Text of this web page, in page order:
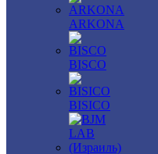
ARKONA
BISCO
BISICO